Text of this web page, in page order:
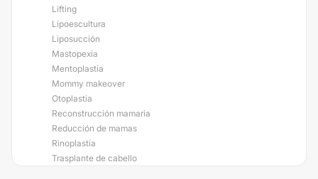
Lifting
Lipoescultura
Liposucción
Mastopexia
Mentoplastia
Mommy makeover
Otoplastia
Reconstrucción mamaria
Reducción de mamas
Rinoplastia
Trasplante de cabello